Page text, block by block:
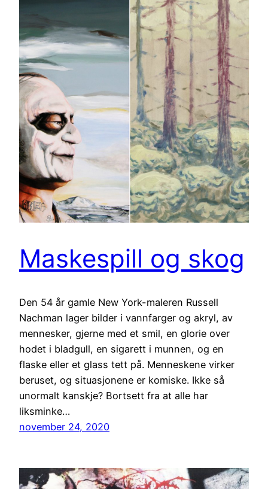
Maskespill og skog
Den 54 år gamle New York-maleren Russell
Nachman lager bilder i vannfarger og akryl, av
mennesker, gjerne med et smil, en glorie over
hodet i bladgull, en sigarett i munnen, og en
flaske eller et glass tett på. Menneskene virker
beruset, og situasjonene er komiske. Ikke så
unormalt kanskje? Bortsett fra at alle har
liksminke…
november 24, 2020